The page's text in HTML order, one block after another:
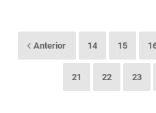
Anterior 14 15
21 22 23